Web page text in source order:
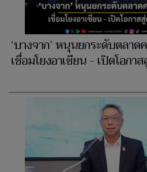
‘บางจาก’ หนุนยกระดับตลา
เชื่อมโยงอาเซียน - เปิดโอกา